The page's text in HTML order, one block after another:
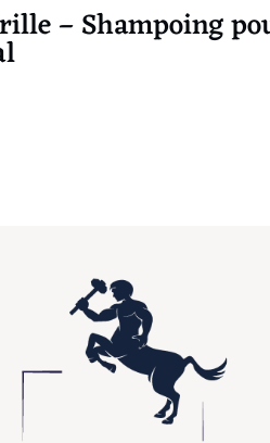
– Shampoing